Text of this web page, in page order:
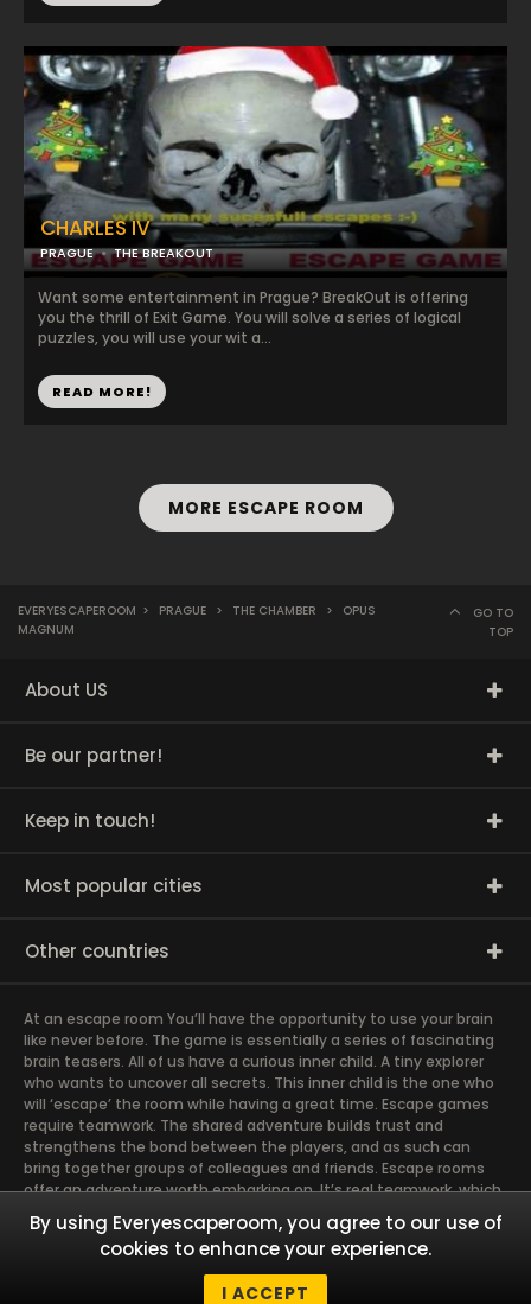
CHARLES IV
PRAGUE THE BREAKOUT
Want some entertainment in Prague? BreakOut is offering
you the thrill of Exit Game. You will solve a series of logical
puzzles, you will use your wit a...
READ MORE!
MORE ESCAPE ROOM
EVERYESCAPEROOM > PRAGUE > THE CHAMBER >
OPUS
MAGNUM
GO TO
TOP
About US
Be our partner!
Keep in touch!
Most popular cities
Other countries
At an escape room You’ll have the opportunity to use your brain
like never before. The game is essentially a series of fascinating
brain teasers. All of us have a curious inner child. A tiny explorer
who wants to uncover all secrets. This inner child is the one who
will ‘escape’ the room while having a great time. Escape games
require teamwork. The shared adventure builds trust and
strengthens the bond between the players, and as such can
bring together groups of colleagues and friends. Escape rooms
offer an adventure worth embarking on. It’s real teamwork, which
goes the smoothest if the team members use their different
strengths to achieve the common goal. There are essentially
four roles to be taken on by the members, which will contribute
the greatest to the group’s chemistry. Let’s see who you need in
By using Everyescaperoom, you agree to our use of
cookies to enhance your experience.
I ACCEPT